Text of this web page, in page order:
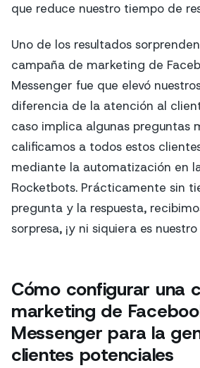
que reduce nuestro tiempo de
Uno de los resultados
campaña de marketing de
Messenger fue que elevó
diferencia de la atención al
caso implica algunas preguntas
calificamos a todos estos
mediante la automatización en
Rocketbots. Prácticamente sin
pregunta y la respuesta,
sorpresa, ¡y ni siquiera es
Cómo configurar una
marketing de
Messenger para la
clientes potenciales